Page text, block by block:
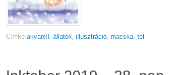
Címke akvarell állatok illusztráció macska tél